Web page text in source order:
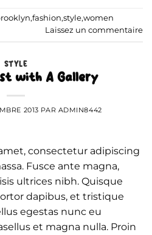
,fashion,style,women
Laissez un commentaire
STYLE
with A Gallery
2013 PAR ADMIN8442
consectetur adipiscing
Fusce ante magna,
ultrices nibh. Quisque
dapibus, et tristique
egestas nunc eu
et magna nulla. Proin